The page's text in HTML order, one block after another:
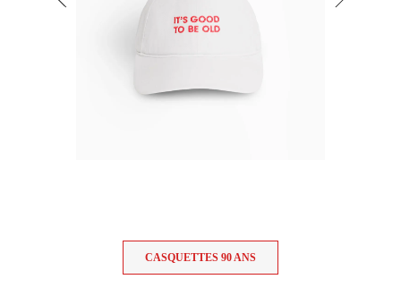
CASQUETTES 90 ANS